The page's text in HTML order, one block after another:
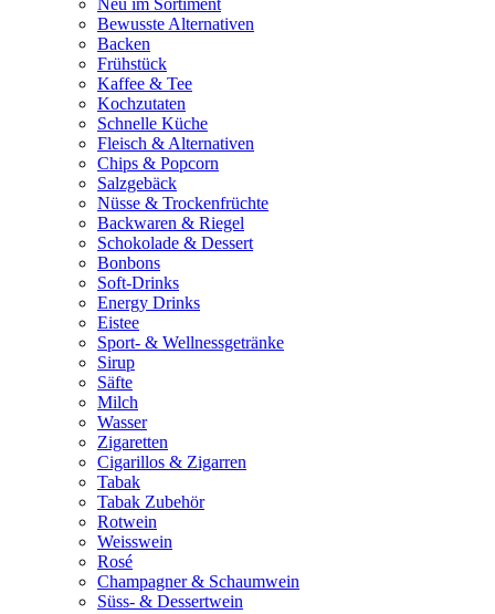
Neu im Sortiment
Bewusste Alternativen
Backen
Frühstück
Kaffee & Tee
Kochzutaten
Schnelle Küche
Fleisch & Alternativen
Chips & Popcorn
Salzgebäck
Nüsse & Trockenfrüchte
Backwaren & Riegel
Schokolade & Dessert
Bonbons
Soft-Drinks
Energy Drinks
Eistee
Sport- & Wellnessgetränke
Sirup
Säfte
Milch
Wasser
Zigaretten
Cigarillos & Zigarren
Tabak
Tabak Zubehör
Rotwein
Weisswein
Rosé
Champagner & Schaumwein
Süss- & Dessertwein